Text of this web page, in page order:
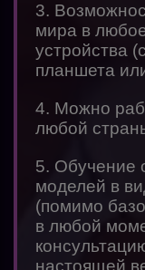
3.
мира в
устройства
планшета
4. Можно
любой
5. Обучение
моделей в
(помимо
в любой
настоящей